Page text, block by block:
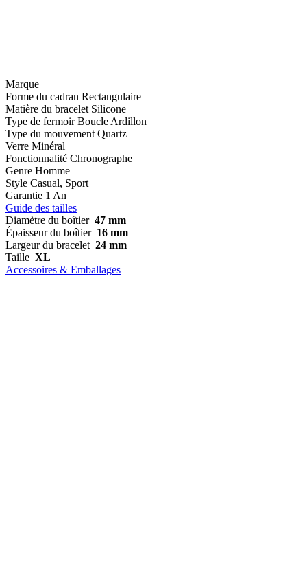
Marque
Forme du cadran Rectangulaire
Matière du bracelet Silicone
Type de fermoir Boucle Ardillon
Type du mouvement Quartz
Verre Minéral
Fonctionnalité Chronographe
Genre Homme
Style Casual, Sport
Garantie 1 An
Guide des tailles
Diamètre du boîtier 47 mm
Épaisseur du boîtier 16 mm
Largeur du bracelet 24 mm
Taille XL
Accessoires & Emballages